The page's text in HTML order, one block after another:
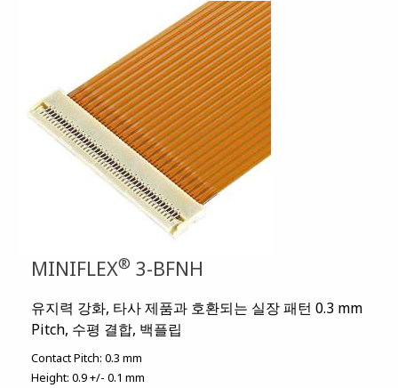
MINIFLEX® 3-BFNH
유지력 강화, 타사 제품과 호환되는 실장 패턴 0.3 mm
Pitch, 수평 결합, 백플립
Contact Pitch: 0.3 mm
Height: 0.9 +/- 0.1 mm